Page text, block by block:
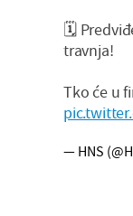
🗓️
travnja!
Tko će u
— HNS